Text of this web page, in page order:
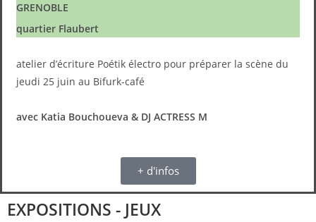
GRENOBLE
quartier Flaubert
atelier d’écriture Poétik électro pour préparer la scène du
jeudi 25 juin au Bifurk-café
avec Katia Bouchoueva & DJ ACTRESS M
+ d'infos
EXPOSITIONS - JEUX